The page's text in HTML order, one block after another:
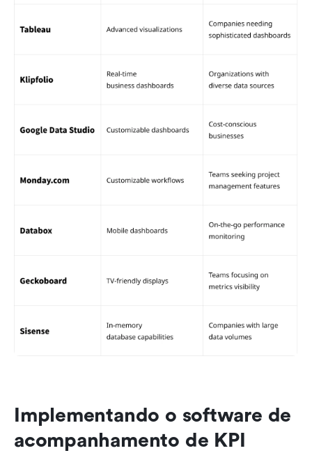
Implementando o software de
acompanhamento de KPI